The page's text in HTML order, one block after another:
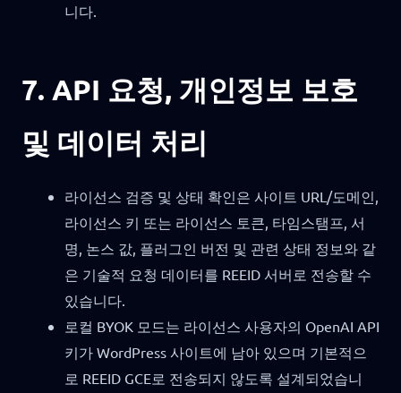
니다.
7. API 요청, 개인정보 보호
및 데이터 처리
라이선스 검증 및 상태 확인은 사이트 URL/도메인,
라이선스 키 또는 라이선스 토큰, 타임스탬프, 서
명, 논스 값, 플러그인 버전 및 관련 상태 정보와 같
은 기술적 요청 데이터를 REEID 서버로 전송할 수
있습니다.
로컬 BYOK 모드는 라이선스 사용자의 OpenAI API
키가 WordPress 사이트에 남아 있으며 기본적으
로 REEID GCE로 전송되지 않도록 설계되었습니